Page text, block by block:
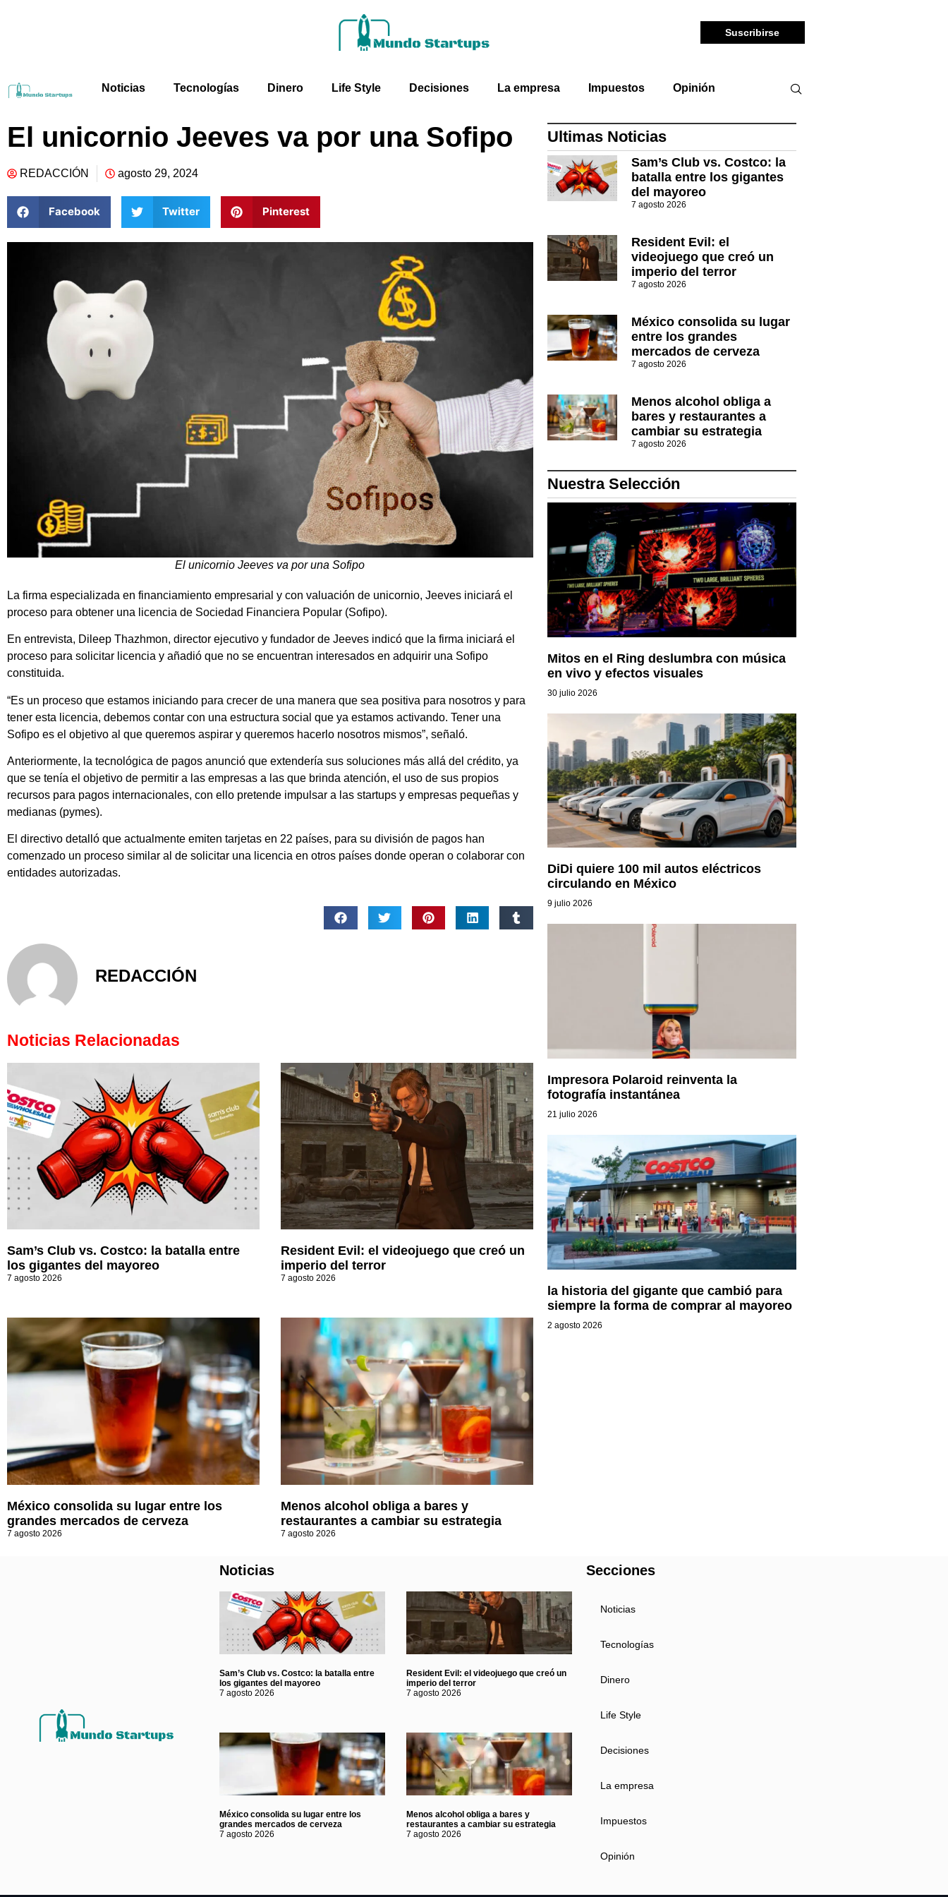
Suscribirse
Noticias Tecnologías Dinero Life Style Decisiones La empresa Impuestos Opinión
El unicornio Jeeves va por una Sofipo
REDACCIÓN agosto 29, 2024
Facebook Twitter Pinterest
El unicornio Jeeves va por una Sofipo
La firma especializada en financiamiento empresarial y con valuación de unicornio, Jeeves iniciará el
proceso para obtener una licencia de Sociedad Financiera Popular (Sofipo).
En entrevista, Dileep Thazhmon, director ejecutivo y fundador de Jeeves indicó que la firma iniciará el
proceso para solicitar licencia y añadió que no se encuentran interesados en adquirir una Sofipo
constituida.
“Es un proceso que estamos iniciando para crecer de una manera que sea positiva para nosotros y para
tener esta licencia, debemos contar con una estructura social que ya estamos activando. Tener una
Sofipo es el objetivo al que queremos aspirar y queremos hacerlo nosotros mismos”, señaló.
Anteriormente, la tecnológica de pagos anunció que extendería sus soluciones más allá del crédito, ya
que se tenía el objetivo de permitir a las empresas a las que brinda atención, el uso de sus propios
recursos para pagos internacionales, con ello pretende impulsar a las startups y empresas pequeñas y
medianas (pymes).
El directivo detalló que actualmente emiten tarjetas en 22 países, para su división de pagos han
comenzado un proceso similar al de solicitar una licencia en otros países donde operan o colaborar con
entidades autorizadas.
REDACCIÓN
Noticias Relacionadas
Sam’s Club vs. Costco: la batalla entre
los gigantes del mayoreo
7 agosto 2026
Resident Evil: el videojuego que creó un
imperio del terror
7 agosto 2026
México consolida su lugar entre los
grandes mercados de cerveza
7 agosto 2026
Menos alcohol obliga a bares y
restaurantes a cambiar su estrategia
7 agosto 2026
Ultimas Noticias
Sam’s Club vs. Costco: la
batalla entre los gigantes
del mayoreo
7 agosto 2026
Resident Evil: el
videojuego que creó un
imperio del terror
7 agosto 2026
México consolida su lugar
entre los grandes
mercados de cerveza
7 agosto 2026
Menos alcohol obliga a
bares y restaurantes a
cambiar su estrategia
7 agosto 2026
Nuestra Selección
Mitos en el Ring deslumbra con música
en vivo y efectos visuales
30 julio 2026
DiDi quiere 100 mil autos eléctricos
circulando en México
9 julio 2026
Impresora Polaroid reinventa la
fotografía instantánea
21 julio 2026
la historia del gigante que cambió para
siempre la forma de comprar al mayoreo
2 agosto 2026
Noticias
Sam’s Club vs. Costco: la batalla entre
los gigantes del mayoreo
7 agosto 2026
Resident Evil: el videojuego que creó un
imperio del terror
7 agosto 2026
México consolida su lugar entre los
grandes mercados de cerveza
7 agosto 2026
Menos alcohol obliga a bares y
restaurantes a cambiar su estrategia
7 agosto 2026
Secciones
Noticias
Tecnologías
Dinero
Life Style
Decisiones
La empresa
Impuestos
Opinión